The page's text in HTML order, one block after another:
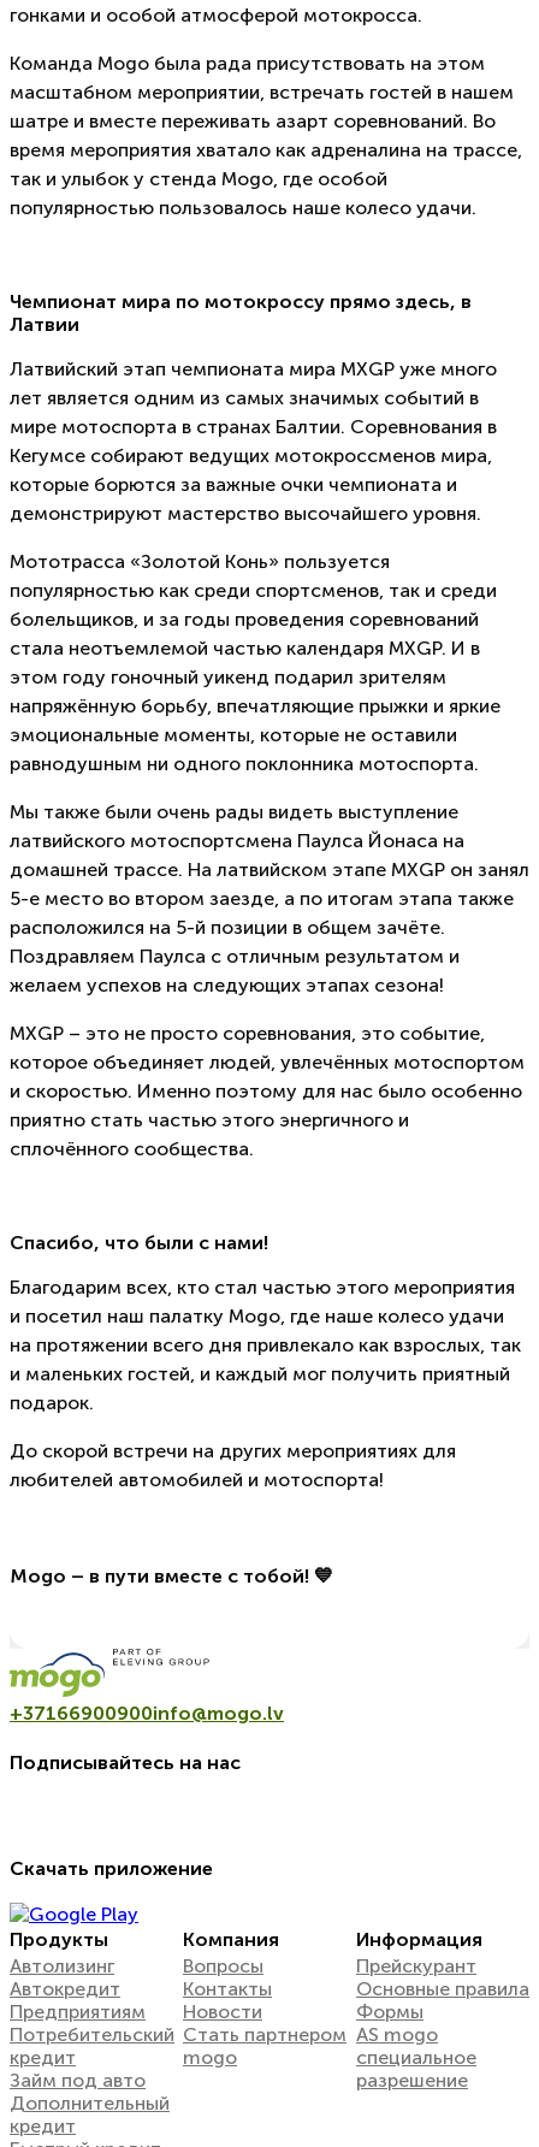
гонками и особой атмосферой мотокросса.
Команда Mogo была рада присутствовать на этом
масштабном мероприятии, встречать гостей в нашем
шатре и вместе переживать азарт соревнований. Во
время мероприятия хватало как адреналина на трассе,
так и улыбок у стенда Mogo, где особой
популярностью пользовалось наше колесо удачи.
Чемпионат мира по мотокроссу прямо здесь, в
Латвии
Латвийский этап чемпионата мира MXGP уже много
лет является одним из самых значимых событий в
мире мотоспорта в странах Балтии. Соревнования в
Кегумсе собирают ведущих мотокроссменов мира,
которые борются за важные очки чемпионата и
демонстрируют мастерство высочайшего уровня.
Мототрасса «Золотой Конь» пользуется
популярностью как среди спортсменов, так и среди
болельщиков, и за годы проведения соревнований
стала неотъемлемой частью календаря MXGP. И в
этом году гоночный уикенд подарил зрителям
напряжённую борьбу, впечатляющие прыжки и яркие
эмоциональные моменты, которые не оставили
равнодушным ни одного поклонника мотоспорта.
Мы также были очень рады видеть выступление
латвийского мотоспортсмена Паулса Йонаса на
домашней трассе. На латвийском этапе MXGP он занял
5-е место во втором заезде, а по итогам этапа также
расположился на 5-й позиции в общем зачёте.
Поздравляем Паулса с отличным результатом и
желаем успехов на следующих этапах сезона!
MXGP – это не просто соревнования, это событие,
которое объединяет людей, увлечённых мотоспортом
и скоростью. Именно поэтому для нас было особенно
приятно стать частью этого энергичного и
сплочённого сообщества.
Спасибо, что были с нами!
Благодарим всех, кто стал частью этого мероприятия
и посетил наш палатку Mogo, где наше колесо удачи
на протяжении всего дня привлекало как взрослых, так
и маленьких гостей, и каждый мог получить приятный
подарок.
До скорой встречи на других мероприятиях для
любителей автомобилей и мотоспорта!
Mogo – в пути вместе с тобой! 💙
+37166900900info@mogo.lv
Подписывайтесь на нас
Скачать приложение
Продукты
Автолизинг
Автокредит
Предприятиям
Потребительский
кредит
Займ под авто
Дополнительный
кредит
Компания
Вопросы
Контакты
Новости
Стать партнером
mogo
Информация
Прейскурант
Oсновные правила
Формы
AS mogo
специальное
разрешение